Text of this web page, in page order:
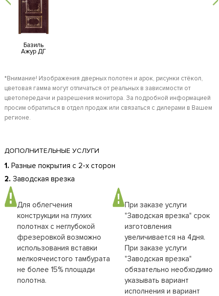
Базиль
Ажур ДГ
*Внимание! Изображения дверных полотен и арок, рисунки стёкол,
цветовая гамма могут отличаться от реальных в зависимости от
цветопередачи и разрешения монитора. За подробной информацией
просим обратиться в отдел продаж или связаться с дилерами в Вашем
регионе.
ДОПОЛНИТЕЛЬНЫЕ УСЛУГИ
1. Разные покрытия с 2-х сторон
2. Заводская врезка
Для облегчения
конструкции на глухих
полотнах с неглубокой
фрезеровкой возможно
использования вставки
мелкоячеистого тамбурата
не более 15% площади
полотна.
При заказе услуги
"Заводская врезка" срок
изготовления
увеличивается на 4дня.
При заказе услуги
"Заводская врезка"
обязательно необходимо
указывать вариант
исполнения и вариант